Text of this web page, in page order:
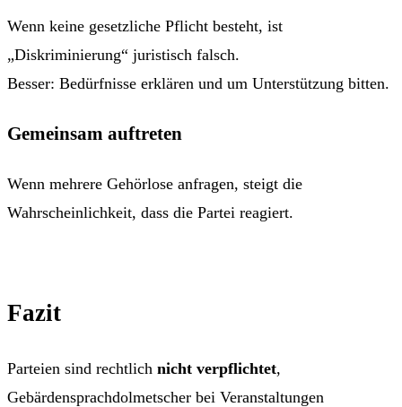
Wenn keine gesetzliche Pflicht besteht, ist
„Diskriminierung“ juristisch falsch.
Besser: Bedürfnisse erklären und um Unterstützung bitten.
Gemeinsam auftreten
Wenn mehrere Gehörlose anfragen, steigt die
Wahrscheinlichkeit, dass die Partei reagiert.
Fazit
Parteien sind rechtlich nicht verpflichtet,
Gebärdensprachdolmetscher bei Veranstaltungen